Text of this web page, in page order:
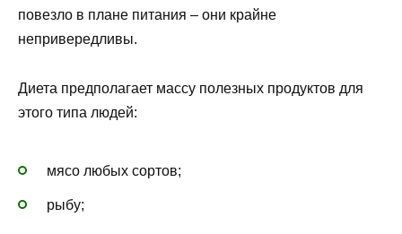
повезло в плане питания – они крайне
непривередливы.
Диета предполагает массу полезных продуктов для
этого типа людей:
мясо любых сортов;
рыбу;